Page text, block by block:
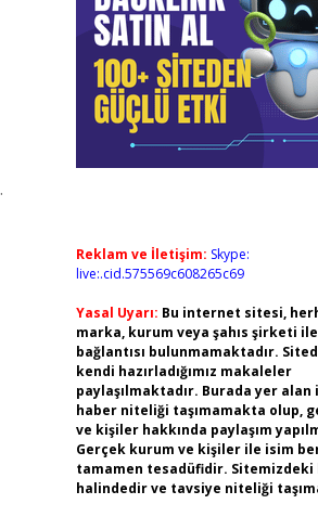
Reklam ve İletişim: Skype:
live:.cid.575569c608265c69
Yasal Uyarı: Bu internet sitesi,
marka, kurum veya şahıs şirketi
bağlantısı bulunmamaktadır.
kendi hazırladığımız makaleler
paylaşılmaktadır. Burada yer
haber niteliği taşımamakta olup,
ve kişiler hakkında paylaşım
Gerçek kurum ve kişiler ile isim
tamamen tesadüfidir.
halindedir ve tavsiye niteliği